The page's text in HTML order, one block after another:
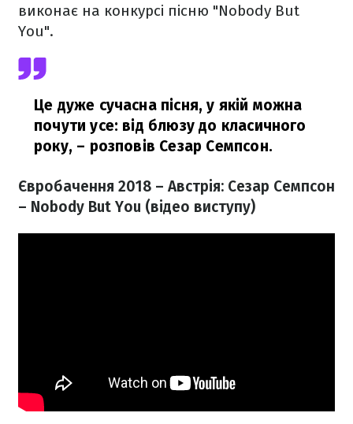
виконає на конкурсі пісню "Nobody But
You".
Це дуже сучасна пісня, у якій можна
почути усе: від блюзу до класичного
року, – розповів Сезар Семпсон.
Євробачення 2018 – Австрія: Сезар Семпсон
– Nobody But You (відео виступу)